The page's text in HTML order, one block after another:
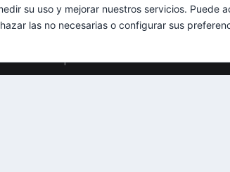
porWordPress
su uso y mejorar nuestros servicios. Puede
las no necesarias o configurar sus